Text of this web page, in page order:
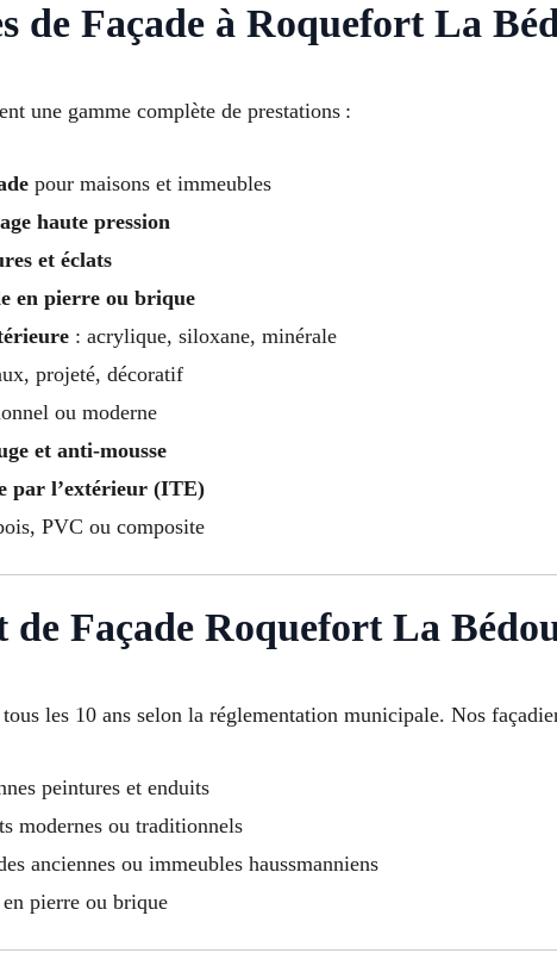
de Façade à Roquefort La
une gamme complète de prestations :
pour maisons et immeubles
haute pression
et éclats
en pierre ou brique
: acrylique, siloxane, minérale
projeté, décoratif
ou moderne
et anti-mousse
par l’extérieur (ITE)
PVC ou composite
de Façade Roquefort La
les 10 ans selon la réglementation municipale. Nos
peintures et enduits
modernes ou traditionnels
anciennes ou immeubles haussmanniens
pierre ou brique